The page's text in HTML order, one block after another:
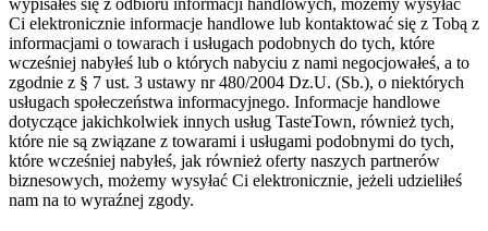
wypisałeś się z odbioru informacji handlowych, możemy wysyłać
Ci elektronicznie informacje handlowe lub kontaktować się z Tobą z
informacjami o towarach i usługach podobnych do tych, które
wcześniej nabyłeś lub o których nabyciu z nami negocjowałeś, a to
zgodnie z § 7 ust. 3 ustawy nr 480/2004 Dz.U. (Sb.), o niektórych
usługach społeczeństwa informacyjnego. Informacje handlowe
dotyczące jakichkolwiek innych usług TasteTown, również tych,
które nie są związane z towarami i usługami podobnymi do tych,
które wcześniej nabyłeś, jak również oferty naszych partnerów
biznesowych, możemy wysyłać Ci elektronicznie, jeżeli udzieliłeś
nam na to wyraźnej zgody.